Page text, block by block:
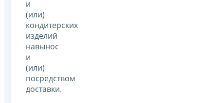
и
(или)
кондитерских
изделий
навынос
и
(или)
посредством
доставки.